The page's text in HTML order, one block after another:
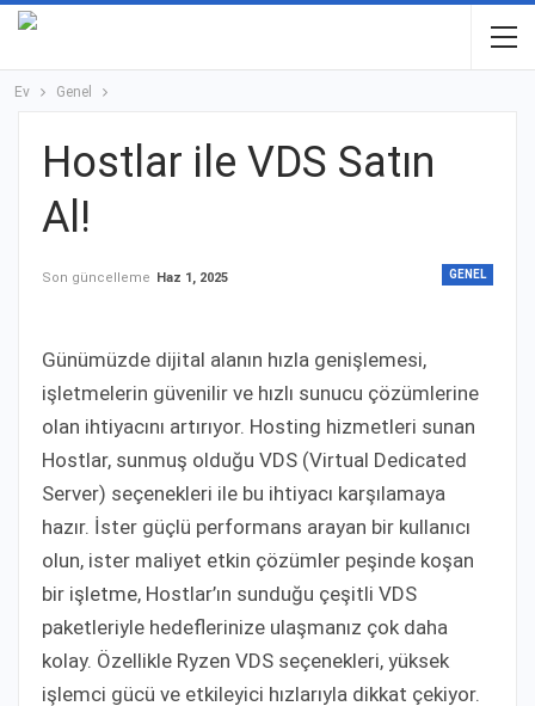
Ev Genel
Hostlar ile VDS Satın
Al!
GENEL
Son güncelleme Haz 1, 2025
Günümüzde dijital alanın hızla genişlemesi,
işletmelerin güvenilir ve hızlı sunucu çözümlerine
olan ihtiyacını artırıyor. Hosting hizmetleri sunan
Hostlar, sunmuş olduğu VDS (Virtual Dedicated
Server) seçenekleri ile bu ihtiyacı karşılamaya
hazır. İster güçlü performans arayan bir kullanıcı
olun, ister maliyet etkin çözümler peşinde koşan
bir işletme, Hostlar’ın sunduğu çeşitli VDS
paketleriyle hedeflerinize ulaşmanız çok daha
kolay. Özellikle Ryzen VDS seçenekleri, yüksek
işlemci gücü ve etkileyici hızlarıyla dikkat çekiyor.